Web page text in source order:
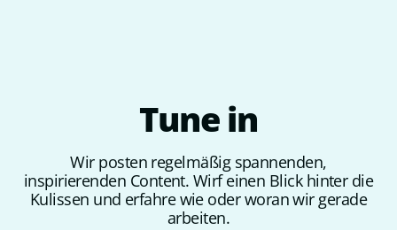
Tune in
Wir posten regelmäßig spannenden,
inspirierenden Content. Wirf einen Blick hinter die
Kulissen und erfahre wie oder woran wir gerade
arbeiten.